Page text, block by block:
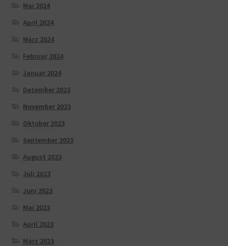
Mai 2024
April 2024
März 2024
Februar 2024
Januar 2024
Dezember 2023
November 2023
Oktober 2023
September 2023
August 2023
Juli 2023
Juni 2023
Mai 2023
April 2023
März 2023